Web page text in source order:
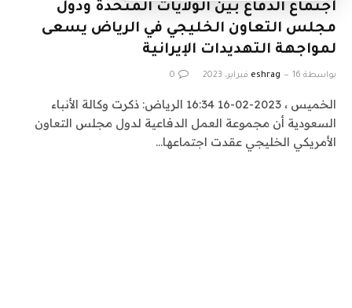
اجتماع الدفاع بين الولايات المتحدة ودول
مجلس التعاون الخليجي في الرياض يسعى
لمواجهة التهديدات الإيرانية
بواسطة eshrag 16 فبراير، 2023 0
الخميس ، 2023-02-16 16:34 الرياض: ذكرت وكالة الأنباء
السعودية أن مجموعة العمل الدفاعية لدول مجلس التعاون
الأمريكي الخليجي عقدت اجتماعها…